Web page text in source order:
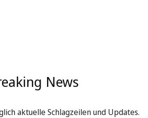
News
aktuelle Schlagzeilen und Updates.